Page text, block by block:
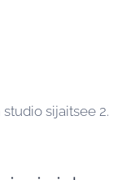
sijaitsee 2.